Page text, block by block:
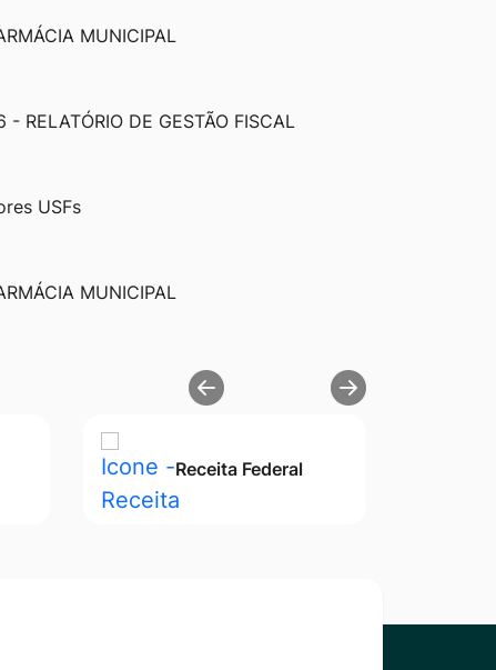
MUNICIPAL
- RELATÓRIO DE GESTÃO FISCAL
USFs
MUNICIPAL
Receita Federal